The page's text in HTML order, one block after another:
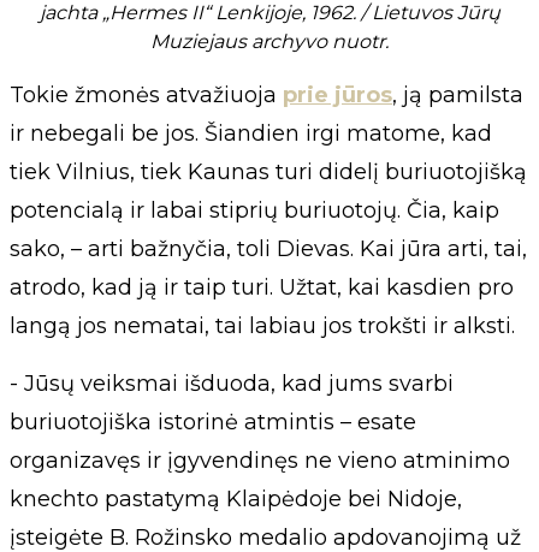
jachta „Hermes II“ Lenkijoje, 1962. / Lietuvos Jūrų
Muziejaus archyvo nuotr.
Tokie žmonės atvažiuoja prie jūros, ją pamilsta
ir nebegali be jos. Šiandien irgi matome, kad
tiek Vilnius, tiek Kaunas turi didelį buriuotojišką
potencialą ir labai stiprių buriuotojų. Čia, kaip
sako, – arti bažnyčia, toli Dievas. Kai jūra arti, tai,
atrodo, kad ją ir taip turi. Užtat, kai kasdien pro
langą jos nematai, tai labiau jos trokšti ir alksti.
- Jūsų veiksmai išduoda, kad jums svarbi
buriuotojiška istorinė atmintis – esate
organizavęs ir įgyvendinęs ne vieno atminimo
knechto pastatymą Klaipėdoje bei Nidoje,
įsteigėte B. Rožinsko medalio apdovanojimą už